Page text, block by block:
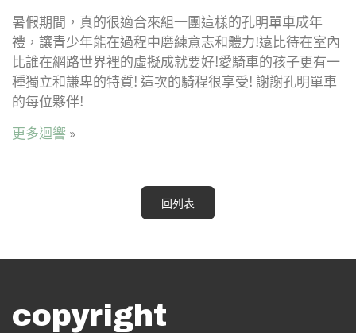
暑假期間，真的很適合來組一團這樣的孔明單車成年
禮，讓青少年能在過程中磨練意志和體力!遠比待在室內
比誰在網路世界裡的虛擬成就要好!愛騎車的孩子更有一
種獨立和謙卑的特質! 這次的騎程很享受! 謝謝孔明單車
的每位夥伴!
更多迴響 »
回列表
copyright